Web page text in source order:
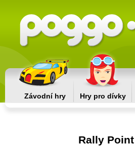
Závodní hry Hry pro dívky
Rally Point